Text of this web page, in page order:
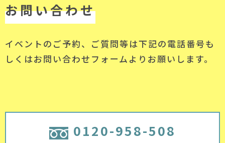
お問い合わせ
イベントのご予約、ご質問等は下記の電話番号も
しくはお問い合わせフォームよりお願いします。
0120-958-508